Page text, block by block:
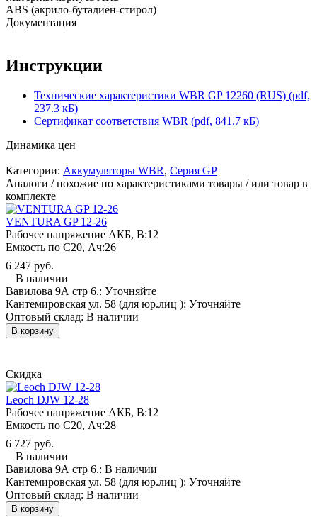
ABS (акрило-бутадиен-стирол)
Документация
Инструкции
Технические характеристики WBR GP 12260 (RUS) (pdf,
237.3 кБ)
Сертификат соответствия WBR (pdf, 841.7 кБ)
Динамика цен
Категории: Аккумуляторы WBR, Cерия GP
Аналоги / похожие по характеристиками товары / или товар в
комплекте
VENTURA GP 12-26
Рабочее напряжение АКБ, B:12
Емкость по С20, Ач:26
6 247 руб.
В наличии
Вавилова 9А стр 6.: Уточняйте
Кантемировская ул. 58 (для юр.лиц ): Уточняйте
Оптовый склад: В наличии
В корзину
Скидка
Leoch DJW 12-28
Рабочее напряжение АКБ, B:12
Емкость по С20, Ач:28
6 727 руб.
В наличии
Вавилова 9А стр 6.: В наличии
Кантемировская ул. 58 (для юр.лиц ): Уточняйте
Оптовый склад: В наличии
В корзину